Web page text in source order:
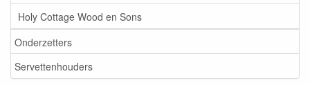
Holy Cottage Wood en Sons
Onderzetters
Servettenhouders